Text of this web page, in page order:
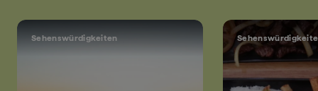
Sehenswürdigkeiten